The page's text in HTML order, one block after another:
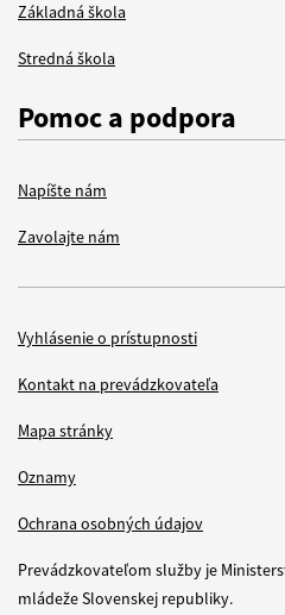
Základná škola
Stredná škola
Pomoc a podpora
Napíšte nám
Zavolajte nám
Items
Vyhlásenie o prístupnosti
Kontakt na prevádzkovateľa
Mapa stránky
Oznamy
Ochrana osobných údajov
Prevádzkovateľom služby je
mládeže Slovenskej republiky.